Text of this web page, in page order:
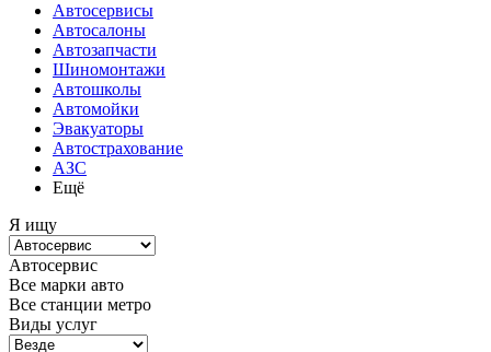
Автосервисы
Автосалоны
Автозапчасти
Шиномонтажи
Автошколы
Автомойки
Эвакуаторы
Автострахование
АЗС
Ещё
Я ищу
Автосервис
Все марки авто
Все станции метро
Виды услуг